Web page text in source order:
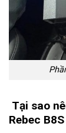
Tại sao
Rebec B8S